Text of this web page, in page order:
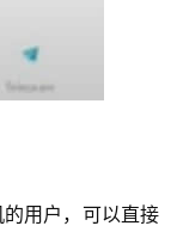
用户，可以直接